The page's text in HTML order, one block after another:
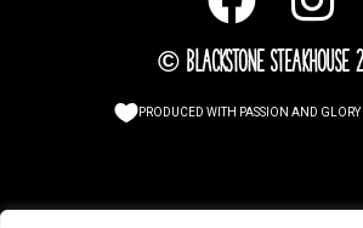
© Blackstone Steakhouse
PRODUCED WITH PASSION AND GLORY